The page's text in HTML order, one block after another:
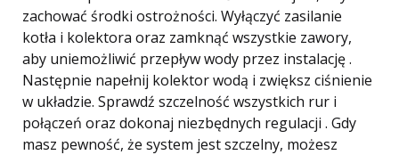
zachować środki ostrożności. Wyłączyć zasilanie
kotła i kolektora oraz zamknąć wszystkie zawory,
aby uniemożliwić przepływ wody przez instalację .
Następnie napełnij kolektor wodą i zwiększ ciśnienie
w układzie. Sprawdź szczelność wszystkich rur i
połączeń oraz dokonaj niezbędnych regulacji . Gdy
masz pewność, że system jest szczelny, możesz